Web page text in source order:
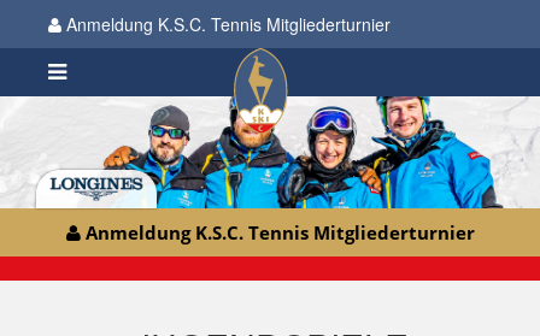
Anmeldung K.S.C. Tennis Mitgliederturnier
Anmeldung K.S.C. Tennis Mitgliederturnier